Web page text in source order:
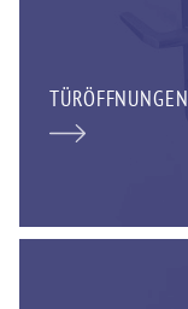
TÜRÖFFNUNGEN